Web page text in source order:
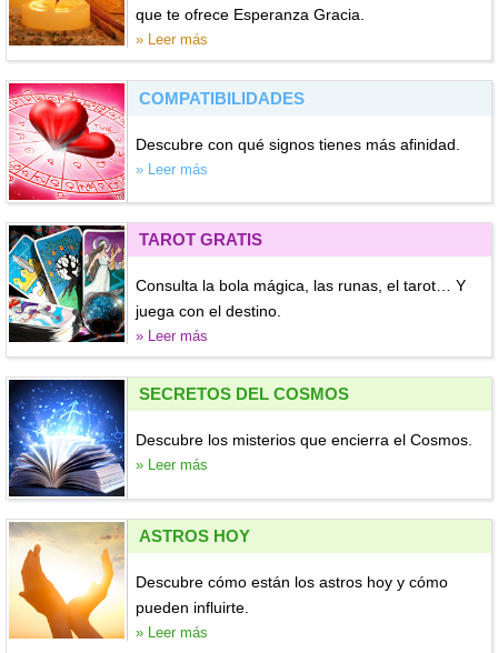
que te ofrece Esperanza Gracia.
» Leer más
COMPATIBILIDADES
Descubre con qué signos tienes más afinidad.
» Leer más
TAROT GRATIS
Consulta la bola mágica, las runas, el tarot… Y
juega con el destino.
» Leer más
SECRETOS DEL COSMOS
Descubre los misterios que encierra el Cosmos.
» Leer más
ASTROS HOY
Descubre cómo están los astros hoy y cómo
pueden influirte.
» Leer más